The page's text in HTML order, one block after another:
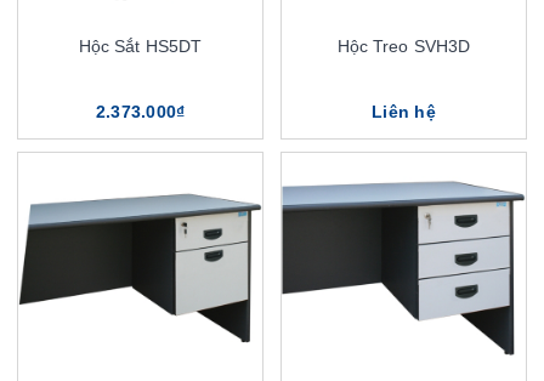
Hộc Sắt HS5DT
2.373.000₫
Hộc Treo SVH3D
Liên hệ